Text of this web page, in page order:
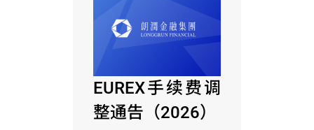
EUREX手续费调
整通告（2026）